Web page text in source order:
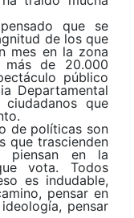
que se
de los que
mes en la zona
de 20.000
público
Departamental
que
de políticas son
que trascienden
piensan en la
vota. Todos
es indudable,
pensar en
pensar